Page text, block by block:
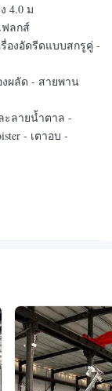
4.0 ม
ลกส์
รื่องอัดรีดแบบสกรูคู่ -
งผลัด - สายพาน
ะลายน้ำตาล -
- เตาอบ -